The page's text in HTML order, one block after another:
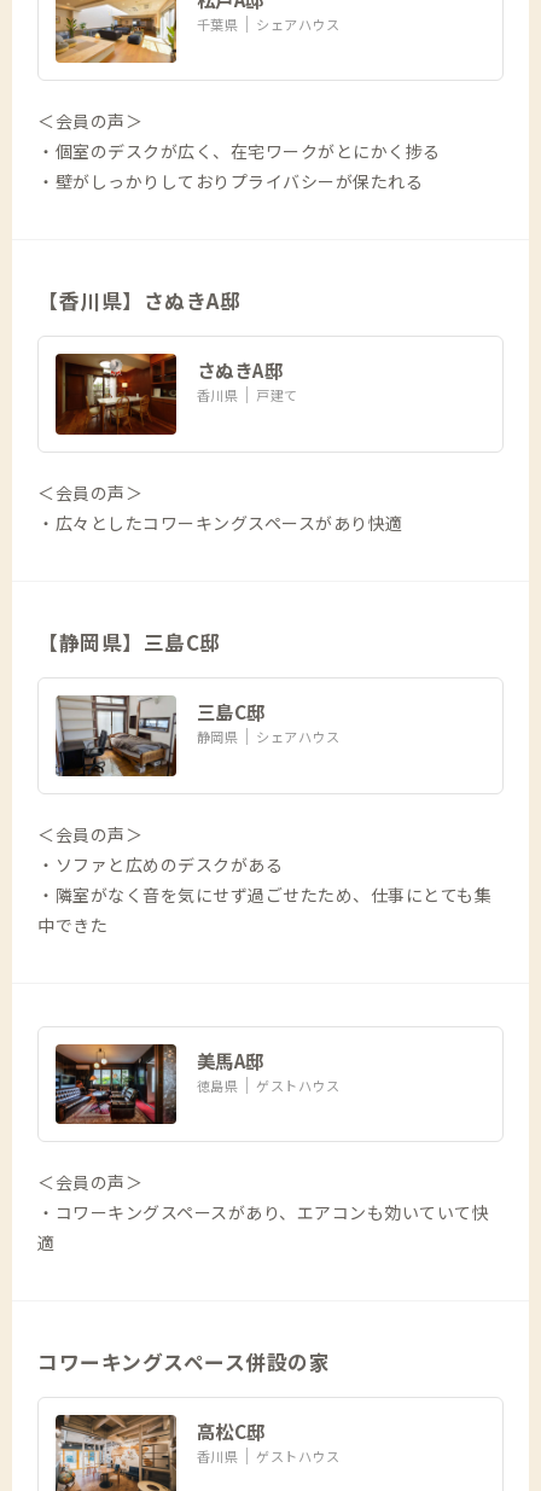
千葉県 シェアハウス
＜会員の声＞
・個室のデスクが広く、在宅ワークがとにかく捗る
・壁がしっかりしておりプライバシーが保たれる
【香川県】さぬきA邸
さぬきA邸
香川県 戸建て
＜会員の声＞
・広々としたコワーキングスペースがあり快適
【静岡県】三島C邸
三島C邸
静岡県 シェアハウス
＜会員の声＞
・ソファと広めのデスクがある
・隣室がなく音を気にせず過ごせたため、仕事にとても集
中できた
美馬A邸
徳島県 ゲストハウス
＜会員の声＞
・コワーキングスペースがあり、エアコンも効いていて快
適
コワーキングスペース併設の家
高松C邸
香川県 ゲストハウス